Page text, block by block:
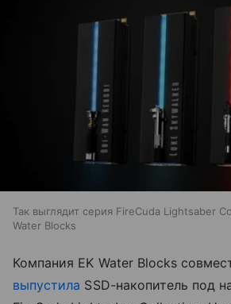
Так выглядит серия FireCuda Lightsaber
Water Blocks
Компания EK Water Blocks
выпустила SSD-накопитель под